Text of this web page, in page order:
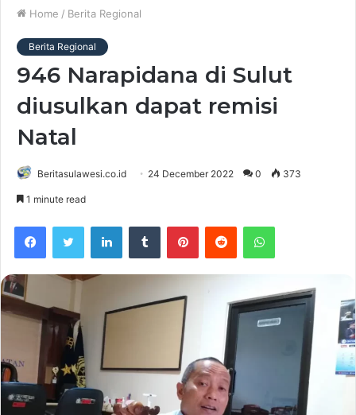
Home / Berita Regional
Berita Regional
946 Narapidana di Sulut
diusulkan dapat remisi
Natal
Beritasulawesi.co.id 24 December 2022 0 373
1 minute read